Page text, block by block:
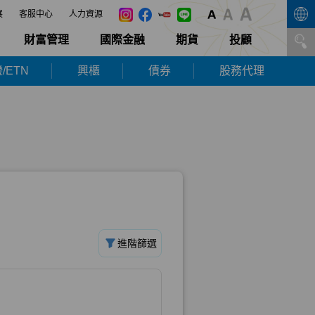
客服中心 人力資源
財富管理 國際金融 期貨 投顧
ETN 興櫃 債券 股務代理